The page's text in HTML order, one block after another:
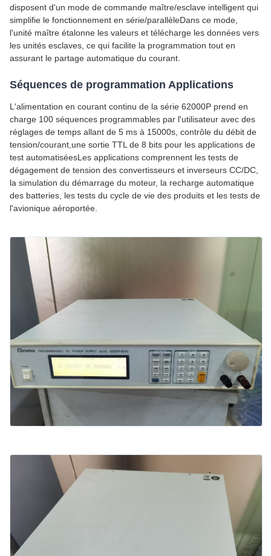
disposent d'un mode de commande maître/esclave intelligent qui
simplifie le fonctionnement en série/parallèleDans ce mode,
l'unité maître étalonne les valeurs et télécharge les données vers
les unités esclaves, ce qui facilite la programmation tout en
assurant le partage automatique du courant.
Séquences de programmation Applications
L'alimentation en courant continu de la série 62000P prend en
charge 100 séquences programmables par l'utilisateur avec des
réglages de temps allant de 5 ms à 15000s, contrôle du débit de
tension/courant,une sortie TTL de 8 bits pour les applications de
test automatiséesLes applications comprennent les tests de
dégagement de tension des convertisseurs et inverseurs CC/DC,
la simulation du démarrage du moteur, la recharge automatique
des batteries, les tests du cycle de vie des produits et les tests de
l'avionique aéroportée.